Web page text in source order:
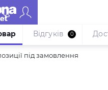
під замовлення
Відгуків 0